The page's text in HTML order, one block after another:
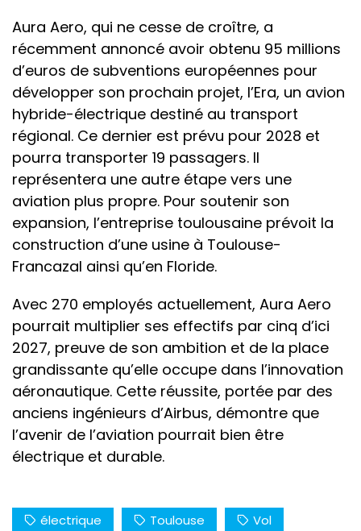
Aura Aero, qui ne cesse de croître, a
récemment annoncé avoir obtenu 95 millions
d’euros de subventions européennes pour
développer son prochain projet, l’Era, un avion
hybride-électrique destiné au transport
régional. Ce dernier est prévu pour 2028 et
pourra transporter 19 passagers. Il
représentera une autre étape vers une
aviation plus propre. Pour soutenir son
expansion, l’entreprise toulousaine prévoit la
construction d’une usine à Toulouse-
Francazal ainsi qu’en Floride.
Avec 270 employés actuellement, Aura Aero
pourrait multiplier ses effectifs par cinq d’ici
2027, preuve de son ambition et de la place
grandissante qu’elle occupe dans l’innovation
aéronautique. Cette réussite, portée par des
anciens ingénieurs d’Airbus, démontre que
l’avenir de l’aviation pourrait bien être
électrique et durable.
électrique Toulouse Vol